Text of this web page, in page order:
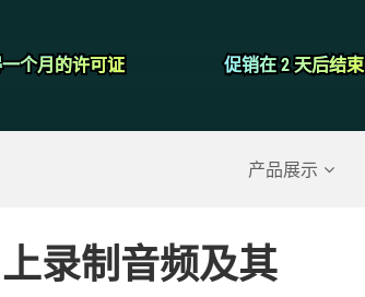
个月的许可证
个月的许可证 促销在 2 天后结束
促销在 2 天后结束
产品展示
屏幕录影大师
录制音频及其